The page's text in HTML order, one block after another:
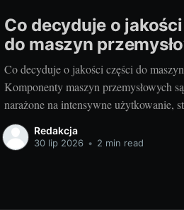
Co decyduje o
do maszyn
Co decyduje o jakości części do
Komponenty maszyn przemysłowych
narażone na intensywne użytkowanie,
kluczowa dla efektywności i
to elementy, które muszą być
Redakcja
30 lip 2026 • 2 min read